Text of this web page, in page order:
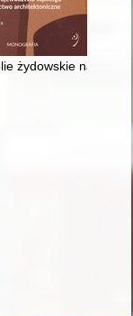
: kultura
żydowskie na
wygnania